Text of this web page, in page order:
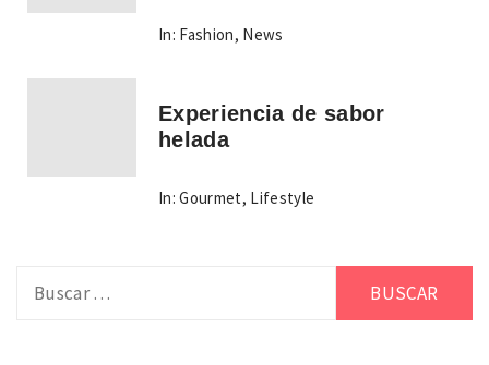
In: Fashion, News
Experiencia de sabor
helada
In: Gourmet, Lifestyle